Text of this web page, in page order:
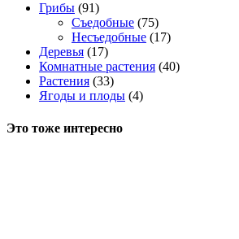
Грибы (91)
Съедобные (75)
Несъедобные (17)
Деревья (17)
Комнатные растения (40)
Растения (33)
Ягоды и плоды (4)
Это тоже интересно